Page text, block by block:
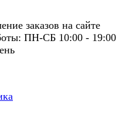
заказов на сайте
ПН-СБ 10:00 - 19:00